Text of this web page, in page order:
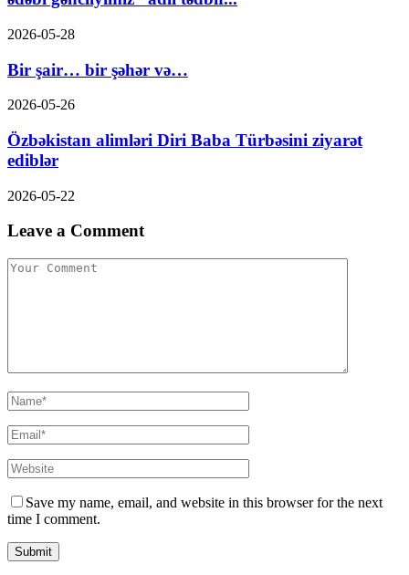
2026-05-28
Bir şair… bir şəhər və…
2026-05-26
Özbəkistan alimləri Diri Baba Türbəsini ziyarət
ediblər
2026-05-22
Leave a Comment
Save my name, email, and website in this browser for the next
time I comment.